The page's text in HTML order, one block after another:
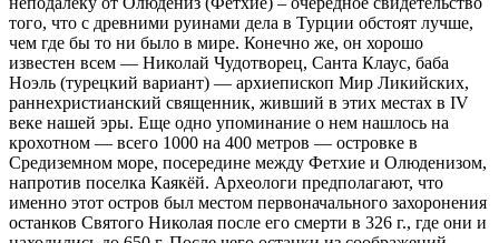
того, что с древними руинами дела в Турции обстоят лучше,
чем где бы то ни было в мире. Конечно же, он хорошо
известен всем — Николай Чудотворец, Санта Клаус, баба
Ноэль (турецкий вариант) — архиепископ Мир Ликийских,
раннехристианский священник, живший в этих местах в IV
веке нашей эры. Еще одно упоминание о нем нашлось на
крохотном — всего 1000 на 400 метров — островке в
Средиземном море, посередине между Фетхие и Олюденизом,
напротив поселка Каякёй. Археологи предполагают, что
именно этот остров был местом первоначального захоронения
останков Святого Николая после его смерти в 326 г., где они и